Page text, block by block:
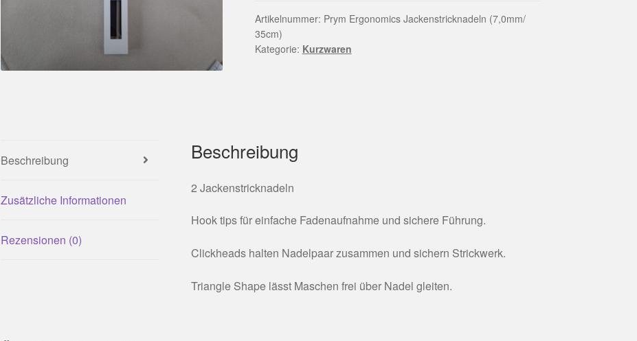
35cm)
Menge
Artikelnummer: Prym Ergonomics Jackenstricknadeln (7,0mm/
35cm)
Kategorie: Kurzwaren
Beschreibung
Zusätzliche Informationen
Rezensionen (0)
Beschreibung
2 Jackenstricknadeln
Hook tips für einfache Fadenaufnahme und sichere Führung.
Clickheads halten Nadelpaar zusammen und sichern Strickwerk.
Triangle Shape lässt Maschen frei über Nadel gleiten.